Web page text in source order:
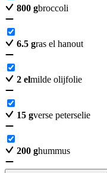
800 gbroccoli
6.5 gras el hanout
2 elmilde olijfolie
15 gverse peterselie
200 ghummus